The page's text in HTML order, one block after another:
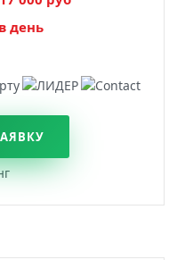
день